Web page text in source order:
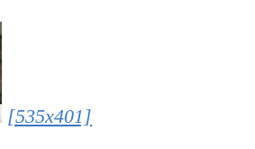
[535x401]